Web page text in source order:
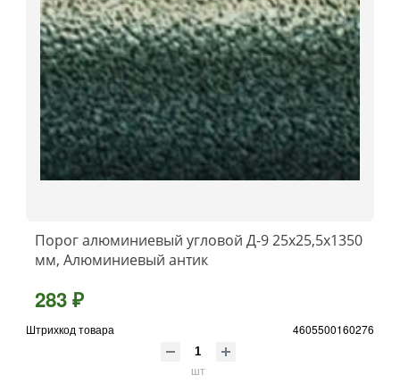
Порог алюминиевый угловой Д-9 25x25,5x1350
мм, Алюминиевый антик
283 ₽
Штрихкод товара 4605500160276
шт